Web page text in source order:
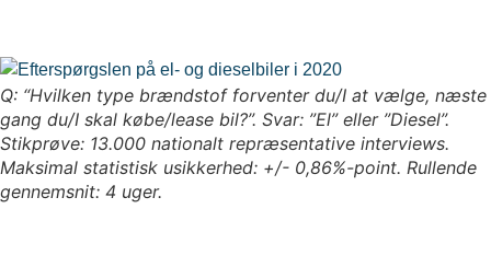
Q: “Hvilken type brændstof forventer du/I at vælge, næste
gang du/I skal købe/lease bil?”. Svar: ”El” eller ”Diesel”.
Stikprøve: 13.000 nationalt repræsentative interviews.
Maksimal statistisk usikkerhed: +/- 0,86%-point. Rullende
gennemsnit: 4 uger.